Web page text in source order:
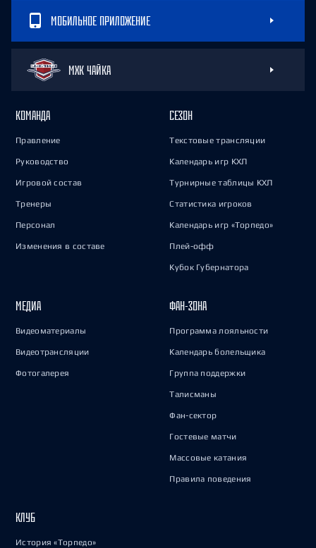
МОБИЛЬНОЕ ПРИЛОЖЕНИЕ
МХК ЧАЙКА
КОМАНДА
Правление
Руководство
Игровой состав
Тренеры
Персонал
Изменения в составе
СЕЗОН
Текстовые трансляции
Календарь игр КХЛ
Турнирные таблицы КХЛ
Статистика игроков
Календарь игр «Торпедо»
Плей-офф
Кубок Губернатора
МЕДИА
Видеоматериалы
Видеотрансляции
Фотогалерея
ФАН-ЗОНА
Программа лояльности
Календарь болельщика
Группа поддержки
Талисманы
Фан-сектор
Гостевые матчи
Массовые катания
Правила поведения
КЛУБ
История «Торпедо»